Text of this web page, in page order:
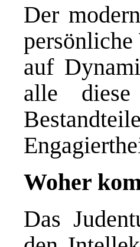
Der
auf
alle
Woher
Das